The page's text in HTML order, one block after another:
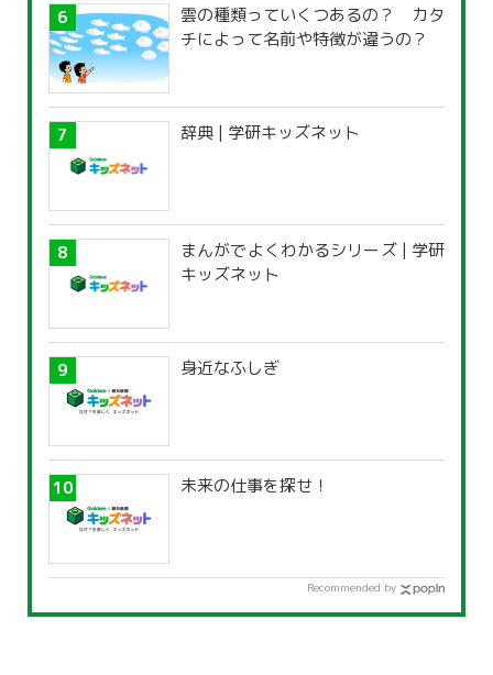
雲の種類っていくつあるの？ カタ
チによって名前や特徴が違うの？
辞典 | 学研キッズネット
まんがでよくわかるシリーズ | 学研
キッズネット
身近なふしぎ
未来の仕事を探せ！
Recommended by